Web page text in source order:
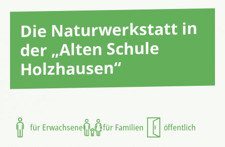
Die Naturwerkstatt in
der „Alten Schule
Holzhausen“
für Erwachsene für Familien öffentlich